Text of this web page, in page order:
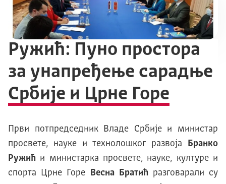
Ружић: Пуно простора
за унапређење сарадње
Србије и Црне Горе
Први потпредседник Владе Србије и министар
просвете, науке и технолошког развоја
Бранко
Ружић и министарка просвете, науке, културе и
спорта Црне Горе
Весна Братићразговарали су